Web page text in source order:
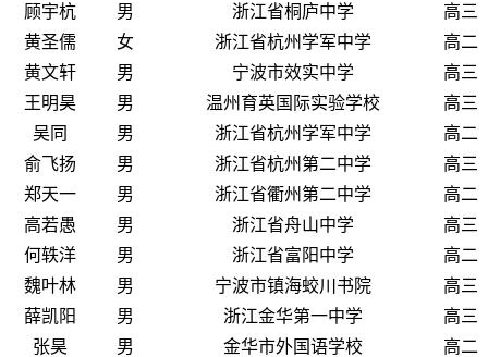
顾宇杭
男 浙江省桐庐中学
高三
黄圣儒
女 浙江省杭州学军中学
高二
黄文轩
男 宁波市效实中学
高三
王明昊
男 温州育英国际实验学校
高三
吴同
男 浙江省杭州学军中学
高二
俞飞扬
男 浙江省杭州第二中学
高三
郑天一
男 浙江省衢州第二中学
高二
高若愚
男 浙江省舟山中学
高三
何轶洋
男 浙江省富阳中学
高二
魏叶林
男 宁波市镇海蛟川书院
高三
薛凯阳
男 浙江金华第一中学
高三
张昊
男 金华市外国语学校
高二